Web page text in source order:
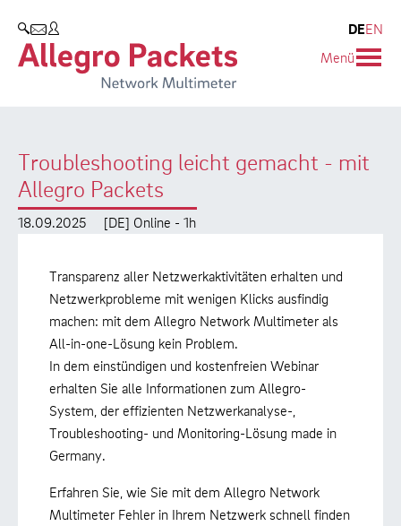
SUCHEN
DEEN
Menü
Troubleshooting leicht gemacht - mit
Allegro Packets
18.09.2025 [DE] Online - 1h
Transparenz aller Netzwerkaktivitäten erhalten und
Netzwerkprobleme mit wenigen Klicks ausfindig
machen: mit dem Allegro Network Multimeter als
All-in-one-Lösung kein Problem.
In dem einstündigen und kostenfreien Webinar
erhalten Sie alle Informationen zum Allegro-
System, der effizienten Netzwerkanalyse-,
Troubleshooting- und Monitoring-Lösung made in
Germany.
Erfahren Sie, wie Sie mit dem Allegro Network
Multimeter Fehler in Ihrem Netzwerk schnell finden
Allegro Network Multimeter
Produktübersicht
Use Cases
Whitepaper
Case Studies
Support
Produkt-Handbuch
Training
Unternehmen
Partner
Umweltschutz
Karriere